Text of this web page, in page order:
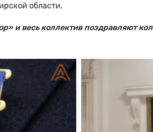
области.
и весь коллектив поздравляют